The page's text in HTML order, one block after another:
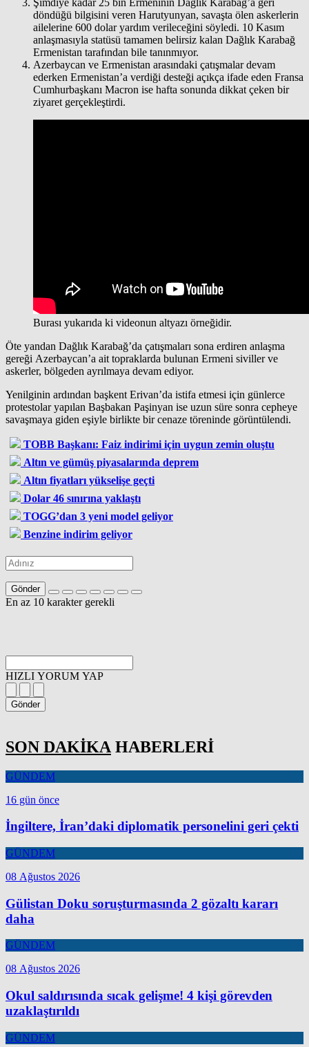
döndüğü bilgisini veren Harutyunyan, savaşta ölen askerlerin
ailelerine 600 dolar yardım verileceğini söyledi. 10 Kasım
anlaşmasıyla statüsü tamamen belirsiz kalan Dağlık Karabağ
Ermenistan tarafından bile tanınmıyor.
Azerbaycan ve Ermenistan arasındaki çatışmalar devam
ederken Ermenistan’a verdiği desteği açıkça ifade eden Fransa
Cumhurbaşkanı Macron ise hafta sonunda dikkat çeken bir
ziyaret gerçekleştirdi.
Burası yukarıda ki videonun altyazı örneğidir.
Öte yandan Dağlık Karabağ’da çatışmaları sona erdiren anlaşma
gereği Azerbaycan’a ait topraklarda bulunan Ermeni siviller ve
askerler, bölgeden ayrılmaya devam ediyor.
Yenilginin ardından başkent Erivan’da istifa etmesi için günlerce
protestolar yapılan Başbakan Paşinyan ise uzun süre sonra cepheye
savaşmaya giden eşiyle birlikte bir cenaze töreninde görüntülendi.
TOBB Başkanı: Faiz indirimi için uygun zemin oluştu
Altın ve gümüş piyasalarında deprem
Altın fiyatları yükselişe geçti
Dolar 46 sınırına yaklaştı
TOGG’dan 3 yeni model geliyor
Benzine indirim geliyor
Gönder
En az 10 karakter gerekli
HIZLI YORUM YAP
Gönder
SON DAKİKA HABERLERİ
GÜNDEM
16 gün önce
İngiltere, İran’daki diplomatik personelini geri çekti
GÜNDEM
08 Ağustos 2026
Gülistan Doku soruşturmasında 2 gözaltı kararı
daha
GÜNDEM
08 Ağustos 2026
Okul saldırısında sıcak gelişme! 4 kişi görevden
uzaklaştırıldı
GÜNDEM